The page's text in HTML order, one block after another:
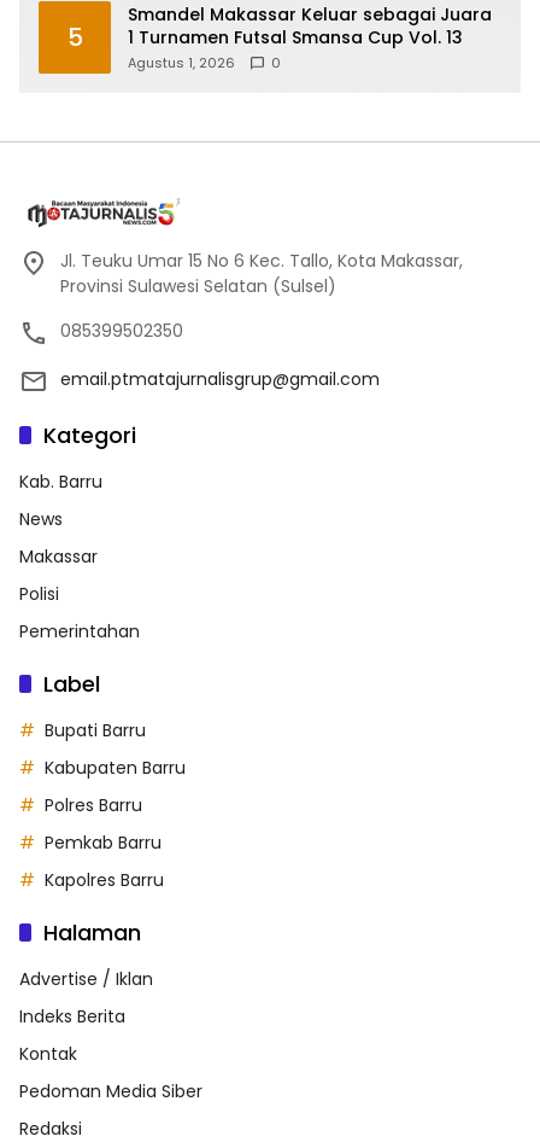
5
Smandel Makassar Keluar sebagai Juara
1 Turnamen Futsal Smansa Cup Vol. 13
Agustus 1, 2026 0
Jl. Teuku Umar 15 No 6 Kec. Tallo, Kota Makassar,
Provinsi Sulawesi Selatan (Sulsel)
085399502350
email.ptmatajurnalisgrup@gmail.com
Kategori
Kab. Barru
News
Makassar
Polisi
Pemerintahan
Label
Bupati Barru
Kabupaten Barru
Polres Barru
Pemkab Barru
Kapolres Barru
Halaman
Advertise / Iklan
Indeks Berita
Kontak
Pedoman Media Siber
Redaksi